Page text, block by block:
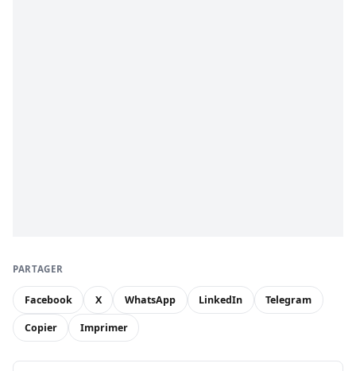
PARTAGER
Facebook X WhatsApp LinkedIn Telegram
Copier Imprimer